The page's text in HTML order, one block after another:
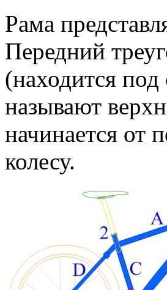
Рама
Передний
(находится
называют
начинается от
колесу.